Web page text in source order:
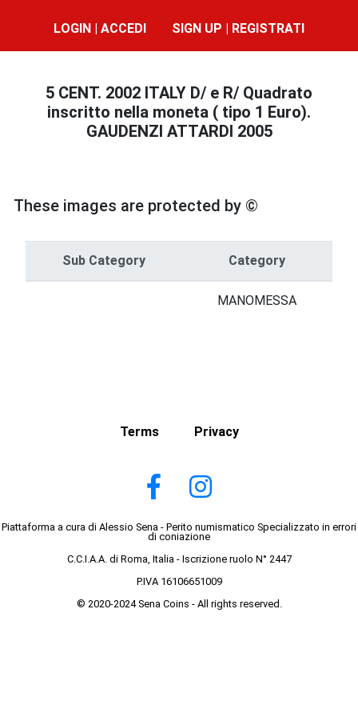
LOGIN | ACCEDI SIGN UP | REGISTRATI
5 CENT. 2002 ITALY D/ e R/ Quadrato
inscritto nella moneta ( tipo 1 Euro).
GAUDENZI ATTARDI 2005
These images are protected by ©
Sub Category Category
MANOMESSA
Terms Privacy
Piattaforma a cura di Alessio Sena - Perito numismatico Specializzato in errori
di coniazione
C.C.I.A.A. di Roma, Italia - Iscrizione ruolo N° 2447
P.IVA 16106651009
© 2020-2024 Sena Coins - All rights reserved.